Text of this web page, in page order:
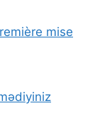
mise